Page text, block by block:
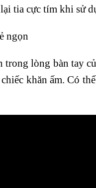
tia cực tím khi sử
ngọn
lòng bàn tay
khăn ấm. Có